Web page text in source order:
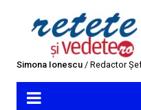
Simona Ionescu/ Redactor